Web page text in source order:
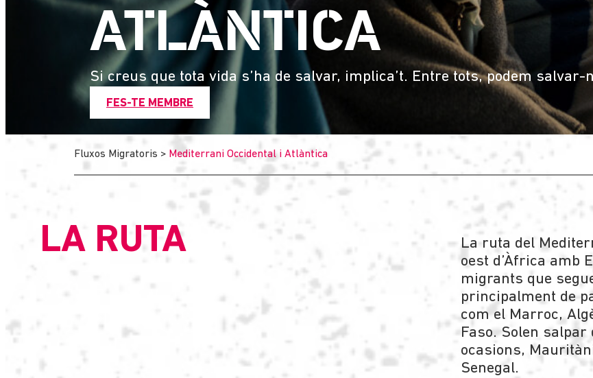
ATLÀNTICA
Si creus que tota vida s’ha de salvar, implica’t. Entre tots, podem salvar-
FES-TE MEMBRE
Fluxos Migratoris > Mediterrani Occidental i Atlàntica
LA RUTA
La ruta del
oest d’Àfrica amb
migrants que
principalment de
com el Marroc,
Faso. Solen
ocasions,
Senegal.